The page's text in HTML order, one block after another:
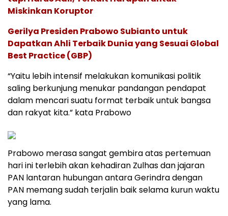
Miskinkan Koruptor
Gerilya Presiden Prabowo Subianto untuk
Dapatkan Ahli Terbaik Dunia yang Sesuai Global
Best Practice (GBP)
“Yaitu lebih intensif melakukan komunikasi politik
saling berkunjung menukar pandangan pendapat
dalam mencari suatu format terbaik untuk bangsa
dan rakyat kita.” kata Prabowo
Prabowo merasa sangat gembira atas pertemuan
hari ini terlebih akan kehadiran Zulhas dan jajaran
PAN lantaran hubungan antara Gerindra dengan
PAN memang sudah terjalin baik selama kurun waktu
yang lama.